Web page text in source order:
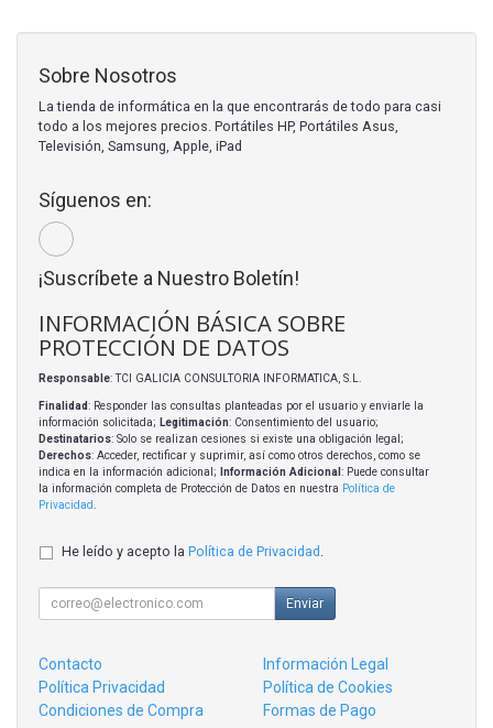
Sobre Nosotros
La tienda de informática en la que encontrarás de todo para casi
todo a los mejores precios. Portátiles HP, Portátiles Asus,
Televisión, Samsung, Apple, iPad
Síguenos en:
¡Suscríbete a Nuestro Boletín!
INFORMACIÓN BÁSICA SOBRE
PROTECCIÓN DE DATOS
Responsable: TCI GALICIA CONSULTORIA INFORMATICA, S.L.
Finalidad: Responder las consultas planteadas por el usuario y enviarle la
información solicitada; Legitimación: Consentimiento del usuario;
Destinatarios: Solo se realizan cesiones si existe una obligación legal;
Derechos: Acceder, rectificar y suprimir, así como otros derechos, como se
indica en la información adicional;
Información Adicional : Puede consultar
la información completa de Protección de Datos en nuestra Política de
Privacidad
He leído y acepto la Política de Privacidad
Enviar
Contacto
Información Legal
Política Privacidad
Política de Cookies
Condiciones de Compra
Formas de Pago